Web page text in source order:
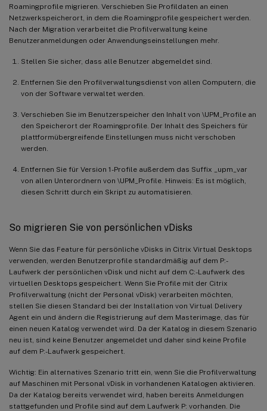
Roamingprofile migrieren. Verschieben Sie Profildaten an einen
Netzwerkspeicherort, in dem die Roamingprofile gespeichert werden.
Nach der Migration verarbeitet die Profilverwaltung keine
Benutzeranmeldungen oder Anwendungseinstellungen mehr.
Stellen Sie sicher, dass alle Benutzer abgemeldet sind.
Entfernen Sie den Profilverwaltungsdienst von allen Computern, die
von der Software verwaltet werden.
Verschieben Sie im Benutzerspeicher den Inhalt von \UPM_Profile an
den Speicherort der Roamingprofile. Der Inhalt des Speichers für
plattformübergreifende Einstellungen muss nicht verschoben
werden.
Entfernen Sie für Version 1-Profile außerdem das Suffix _upm_var
von allen Unterordnern von \UPM_Profile. Hinweis: Es ist möglich,
diesen Schritt durch ein Skript zu automatisieren.
So migrieren Sie von persönlichen vDisks
Wenn Sie das Feature für persönliche vDisks in Citrix Virtual Desktops
verwenden, werden Benutzerprofile standardmäßig auf dem P:-
Laufwerk der persönlichen vDisk und nicht auf dem C:-Laufwerk des
virtuellen Desktops gespeichert. Wenn Sie Profile mit der Citrix
Profilverwaltung (nicht der Personal vDisk) verarbeiten möchten,
stellen Sie diesen Standard bei der Installation von Virtual Delivery
Agent ein und ändern die Registrierung auf dem Masterimage, das für
einen neuen Katalog verwendet wird. Da der Katalog in diesem Szenario
neu ist, sind keine Benutzer angemeldet und daher sind keine Profile
auf dem P:-Laufwerk gespeichert.
Wichtig: Ein alternatives Szenario tritt ein, wenn Sie die Profilverwaltung
auf Maschinen mit Personal vDisk in vorhandenen Katalogen aktivieren.
Da der Katalog bereits verwendet wird, haben bereits Anmeldungen
stattgefunden und Profile sind auf dem Laufwerk P: vorhanden. Die